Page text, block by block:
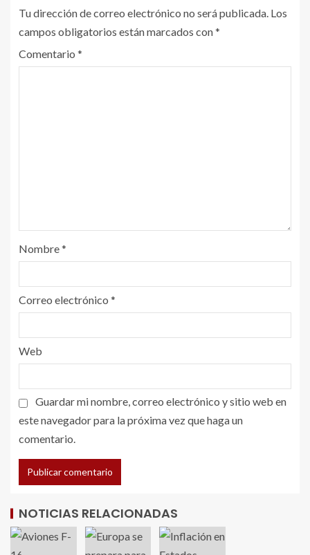
Tu dirección de correo electrónico no será publicada. Los
campos obligatorios están marcados con*
Comentario *
Nombre*
Correo electrónico *
Web
Guardar mi nombre, correo electrónico y sitio web en
este navegador para la próxima vez que haga un
comentario.
NOTICIAS RELACIONADAS